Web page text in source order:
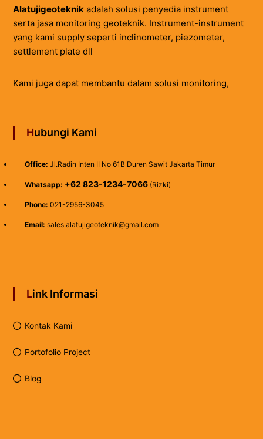
Alatujigeoteknikadalah solusi penyedia instrument
serta jasa monitoring geoteknik. Instrument-instrument
yang kami supply seperti inclinometer, piezometer,
settlement plate dll
Kami juga dapat membantu dalam solusi monitoring,
Hubungi Kami
Office: Jl.Radin Inten II No 61B Duren Sawit Jakarta Timur
Whatsapp: +62 823-1234-7066(Rizki)
Phone: 021-2956-3045
Email: sales.alatujigeoteknik@gmail.com
Link Informasi
Kontak Kami
Portofolio Project
Blog